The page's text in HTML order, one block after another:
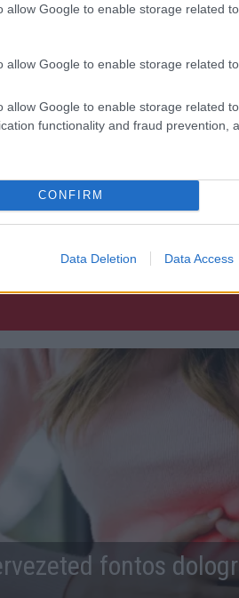
allow Google to enable storage related
allow Google to enable storage related
allow Google to enable storage related
functionality and fraud prevention,
CONFIRM
Data Deletion Data Access
arra kényszerítették, hogy olyan
töltött egy cellában – víz, élelem
engedték, utazási
jelentkeznie kell a rendőrségen.
ügyét, és most
fontos